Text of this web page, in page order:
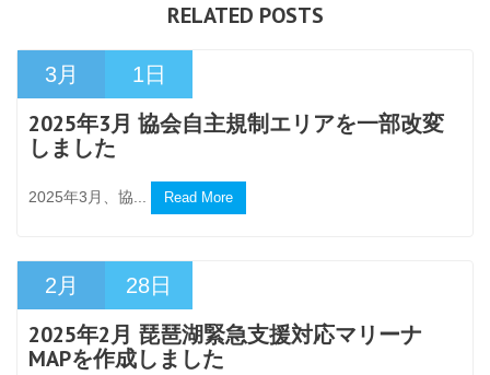
ン
RELATED POSTS
3月 1日
2025年3月 協会自主規制エリアを一部改変
しました
2025年3月、協... Read More
2月 28日
2025年2月 琵琶湖緊急支援対応マリーナ
MAPを作成しました